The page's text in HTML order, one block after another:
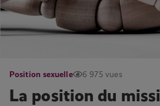
Position sexuelle 6 975 vues
La position du